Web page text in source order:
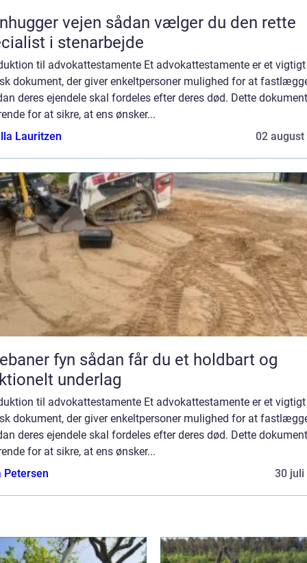
vejen sådan vælger du den rette
i stenarbejde
til advokattestamente Et advokattestamente er et vigtigt
dokument, der giver enkeltpersoner mulighed for at
deres ejendele skal fordeles efter deres død. Dette
for at sikre, at ens ønsker...
Lauritzen
02 august
sådan får du et holdbart og
underlag
til advokattestamente Et advokattestamente er et vigtigt
dokument, der giver enkeltpersoner mulighed for at
deres ejendele skal fordeles efter deres død. Dette
for at sikre, at ens ønsker...
Petersen
30 juli